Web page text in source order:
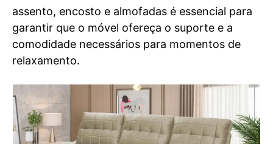
assento, encosto e almofadas é essencial para
garantir que o móvel ofereça o suporte e a
comodidade necessários para momentos de
relaxamento.